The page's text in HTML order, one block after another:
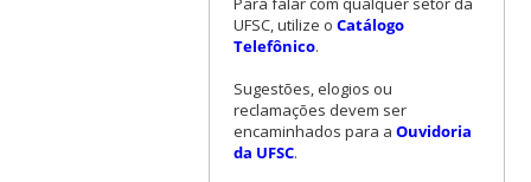
UFSC, utilize o Catálogo
Telefônico.
Sugestões, elogios ou
reclamações devem ser
encaminhados para a Ouvidoria
da UFSC.